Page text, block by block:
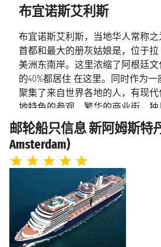
2027年12月21日星期二
2027年12月22日星期三
上午9:00 - 下午5:00
2027年12月23日星期四
2027年12月24日星期五
上午8:00 - 下午5:00
2027年12月25日星期六
2027年12月26日星期日
2027年12月27日星期一
2027年12月28日星期二
2027年12月29日星期三
2027年12月30日星期四
布宜诺斯艾利斯
布宜诺斯艾利斯，当地华人常称
首都和最大的册灰姑娘是，位于
美洲东南岸。这里浓缩了阿根廷
的40%都居住 在这里。同时作为
聚集了来自世界各地的人，有现
地特色的参观，繁华的商业街，独
在熙熙攘攘的城市中，传统的 痕迹
太拉丁化，也不太欧洲化，她就这
市。
布宜诺斯艾利斯在西班牙语中意为
“世界粮仓”潘帕斯大草原，风景秀
还素有“南美巴黎”之称。这里值得
马丁广场，方 尖碑，国会广场等。
跟着邮轮去旅行：布宜诺斯艾利斯
邮轮船只信息 新阿姆斯特
Amsterdam)